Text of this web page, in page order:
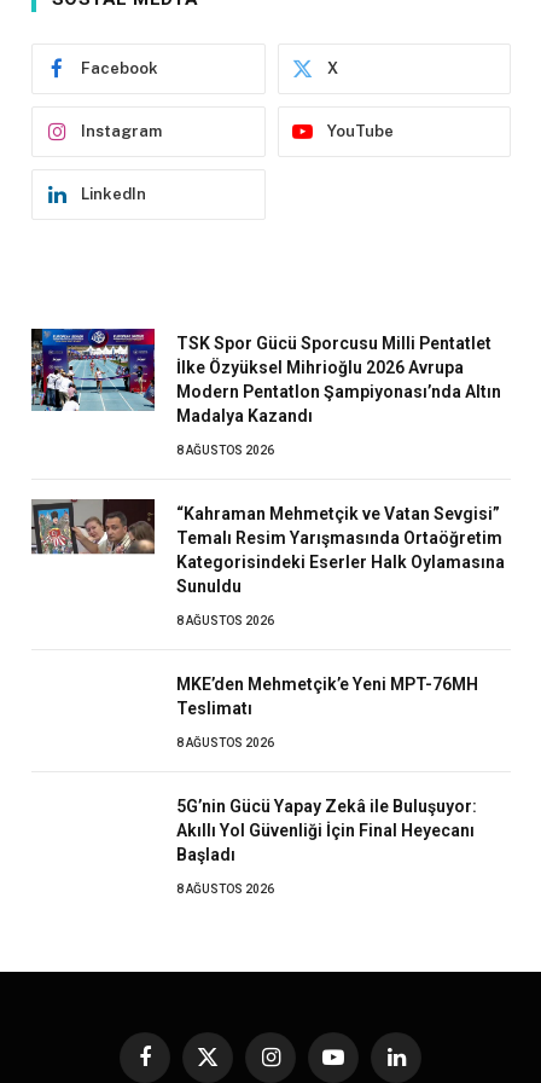
Facebook X
Instagram YouTube
LinkedIn
TSK Spor Gücü Sporcusu Milli Pentatlet
İlke Özyüksel Mihrioğlu 2026 Avrupa
Modern Pentatlon Şampiyonası’nda Altın
Madalya Kazandı
8 AĞUSTOS 2026
“Kahraman Mehmetçik ve Vatan Sevgisi”
Temalı Resim Yarışmasında Ortaöğretim
Kategorisindeki Eserler Halk Oylamasına
Sunuldu
8 AĞUSTOS 2026
MKE’den Mehmetçik’e Yeni MPT-76MH
Teslimatı
8 AĞUSTOS 2026
5G’nin Gücü Yapay Zekâ ile Buluşuyor:
Akıllı Yol Güvenliği İçin Final Heyecanı
Başladı
8 AĞUSTOS 2026
Facebook
X InstagramYouTubeLinkedIn